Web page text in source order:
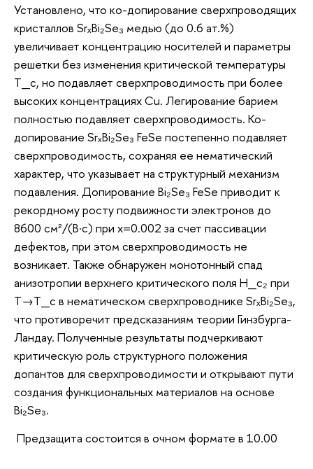
Установлено, что ко-допирование сверхпроводящих
кристаллов SrₓBi₂Se₃ медью (до 0.6 ат.%)
увеличивает концентрацию носителей и параметры
решетки без изменения критической температуры
T_c, но подавляет сверхпроводимость при более
высоких концентрациях Cu. Легирование барием
полностью подавляет сверхпроводимость. Ко-
допирование SrₓBi₂Se₃ FeSe постепенно подавляет
сверхпроводимость, сохраняя ее нематический
характер, что указывает на структурный механизм
подавления. Допирование Bi₂Se₃ FeSe приводит к
рекордному росту подвижности электронов до
8600 см²/(В·с) при x=0.002 за счет пассивации
дефектов, при этом сверхпроводимость не
возникает. Также обнаружен монотонный спад
анизотропии верхнего критического поля H_c₂ при
T→T_c в нематическом сверхпроводнике SrₓBi₂Se₃,
что противоречит предсказаниям теории Гинзбурга-
Ландау. Полученные результаты подчеркивают
критическую роль структурного положения
допантов для сверхпроводимости и открывают пути
создания функциональных материалов на основе
Bi₂Se₃.
Предзащита состоится в очном формате в 10.00